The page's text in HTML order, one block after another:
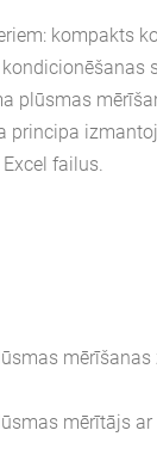
kompakts
plūsmas
principa
failus.
mērīšanas
mērītājs